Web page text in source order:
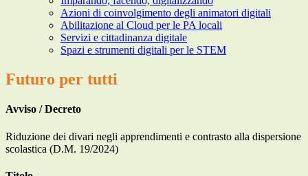
Azioni di coinvolgimento degli animatori digitali
Abilitazione al Cloud per le PA locali
Servizi e cittadinanza digitale
Spazi e strumenti digitali per le STEM
Futuro per tutti
Avviso / Decreto
Riduzione dei divari negli apprendimenti e contrasto alla dispersione
scolastica (D.M. 19/2024)